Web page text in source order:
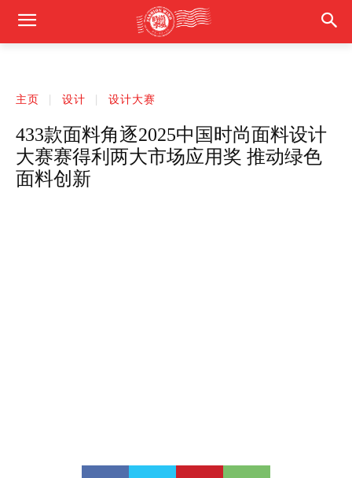
主页 设计 设计大赛
433款面料角逐2025中国时尚面料设计
大赛赛得利两大市场应用奖 推动绿色
面料创新